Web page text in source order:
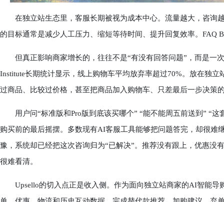
在独立站生态里，客服长期被视为成本中心。流量越大，咨询
的目标通常是减少人工压力、缩短等待时间、提升回复效率。FAQ
但真正影响商家增长的，往往不是“有没有回答问题”，而是一
Institute长期统计显示，线上购物车平均放弃率超过70%。放在独
过商品、比较过价格，甚至把商品加入购物车、只差最后一步决策
用户问“标准版和Pro版到底该买哪个” “能不能周五前送到” “这
购买前的最后摇摆。多数现有AI客服工具能够把问题答完，却很难
豫，系统却已经把这次咨询归为“已解决”。推荐没有跟上，优惠没
很难看清。
Upsello的切入点正是收入侧。作为面向独立站商家的AI智能导